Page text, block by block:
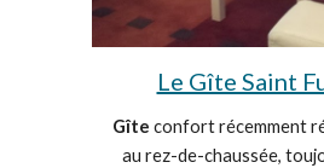
Le Gîte Saint
Gîte confort récemment
au rez-de-chaussée,